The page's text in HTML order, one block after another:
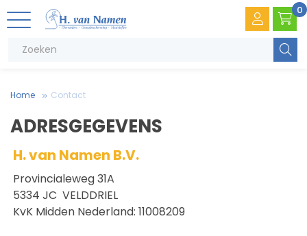
V
.
0
Home Contact
ADRESGEGEVENS
H. van Namen B.V.
Provincialeweg 31A
5334 JC VELDDRIEL
KvK Midden Nederland: 11008209